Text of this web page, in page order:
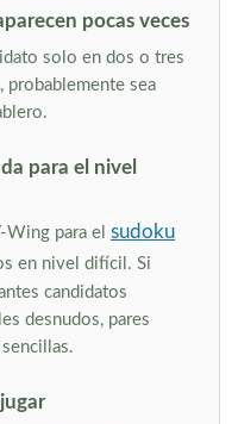
pocas veces
solo en dos o tres
probablemente sea
para el nivel
Wing para el sudoku
en nivel difícil. Si
candidatos
desnudos, pares